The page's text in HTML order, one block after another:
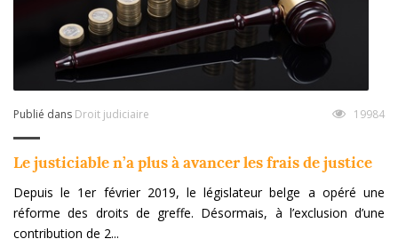
Publié dans Droit judiciaire 19984
Le justiciable n’a plus à avancer les frais de justice
Depuis le 1er février 2019, le législateur belge a opéré une
réforme des droits de greffe. Désormais, à l’exclusion d’une
contribution de 2...